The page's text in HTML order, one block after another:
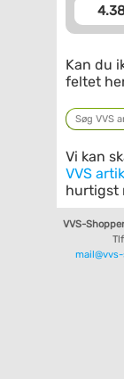
Kan du
feltet
Vi kan
VVS
hurtigst
VVS-